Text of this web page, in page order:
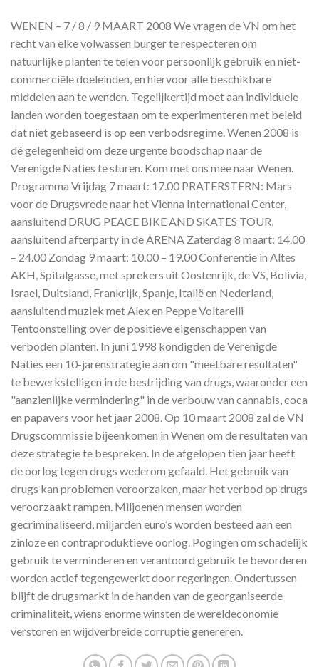
WENEN – 7 / 8 / 9 MAART 2008 We vragen de VN om het
recht van elke volwassen burger te respecteren om
natuurlijke planten te telen voor persoonlijk gebruik en niet-
commerciële doeleinden, en hiervoor alle beschikbare
middelen aan te wenden. Tegelijkertijd moet aan individuele
landen worden toegestaan om te experimenteren met beleid
dat niet gebaseerd is op een verbodsregime. Wenen 2008 is
dé gelegenheid om deze urgente boodschap naar de
Verenigde Naties te sturen. Kom met ons mee naar Wenen.
Programma Vrijdag 7 maart: 17.00 PRATERSTERN: Mars
voor de Drugsvrede naar het Vienna International Center,
aansluitend DRUG PEACE BIKE AND SKATES TOUR,
aansluitend afterparty in de ARENA Zaterdag 8 maart: 14.00
– 24.00 Zondag 9 maart: 10.00 – 19.00 Conferentie in Altes
AKH, Spitalgasse, met sprekers uit Oostenrijk, de VS, Bolivia,
Israel, Duitsland, Frankrijk, Spanje, Italië en Nederland,
aansluitend muziek met Alex en Peppe Voltarelli
Tentoonstelling over de positieve eigenschappen van
verboden planten. In juni 1998 kondigden de Verenigde
Naties een 10-jarenstrategie aan om "meetbare resultaten"
te bewerkstelligen in de bestrijding van drugs, waaronder een
"aanzienlijke vermindering" in de verbouw van cannabis, coca
en papavers voor het jaar 2008. Op 10 maart 2008 zal de VN
Drugscommissie bijeenkomen in Wenen om de resultaten van
deze strategie te bespreken. In de afgelopen tien jaar heeft
de oorlog tegen drugs wederom gefaald. Het gebruik van
drugs kan problemen veroorzaken, maar het verbod op drugs
veroorzaakt rampen. Miljoenen mensen worden
gecriminaliseerd, miljarden euro’s worden besteed aan een
zinloze en contraproduktieve oorlog. Pogingen om schadelijk
gebruik te verminderen en verantoord gebruik te bevorderen
worden actief tegengewerkt door regeringen. Ondertussen
blijft de drugsmarkt in de handen van de georganiseerde
criminaliteit, wiens enorme winsten de wereldeconomie
verstoren en wijdverbreide corruptie genereren.